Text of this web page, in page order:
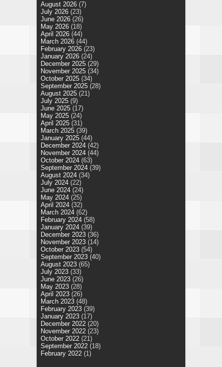
August 2026 (7)
July 2026 (23)
June 2026 (26)
May 2026 (18)
April 2026 (44)
March 2026 (44)
February 2026 (23)
January 2026 (24)
December 2025 (29)
November 2025 (34)
October 2025 (34)
September 2025 (28)
August 2025 (21)
July 2025 (9)
June 2025 (17)
May 2025 (24)
April 2025 (31)
March 2025 (39)
January 2025 (44)
December 2024 (42)
November 2024 (44)
October 2024 (63)
September 2024 (39)
August 2024 (34)
July 2024 (22)
June 2024 (24)
May 2024 (25)
April 2024 (32)
March 2024 (62)
February 2024 (58)
January 2024 (39)
December 2023 (36)
November 2023 (14)
October 2023 (54)
September 2023 (40)
August 2023 (65)
July 2023 (33)
June 2023 (26)
May 2023 (28)
April 2023 (26)
March 2023 (48)
February 2023 (39)
January 2023 (17)
December 2022 (20)
November 2022 (23)
October 2022 (21)
September 2022 (18)
February 2022 (1)